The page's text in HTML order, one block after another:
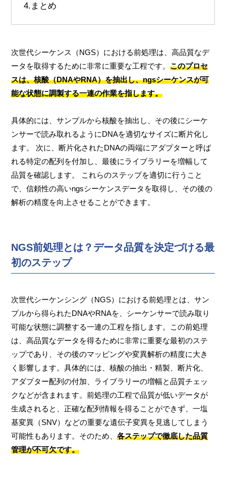
4. まとめ
次世代シーケンス（NGS）における前処理は、高品質なデ
ータを取得するために非常に重要な工程です。このプロセ
スは、核酸（DNAやRNA）を抽出し、ngsシーケンスが可
能な状態に調製する一連の作業を指します。
具体的には、サンプルから核酸を抽出し、その後にシーケ
ンサーで読み取れるようにDNAを適切なサイズに断片化し
ます。 次に、断片化されたDNAの両端にアダプターと呼ば
れる特定の配列を付加し、最後にライブラリーを増幅して
品質を確認します。 これらのステップを適切に行うこと
で、信頼性の高いngsシーケンスデータを取得し、その後の
解析の精度を向上させることができます。
NGS前処理とは？データ品質を決定づける最
初のステップ
次世代シーケンシング（NGS）における前処理とは、サン
プルから得られたDNAやRNAを、シーケンサーで読み取り
可能な状態に調整する一連の工程を指します。この前処理
は、高品質なデータを得るために非常に重要な最初のステ
ップであり、その後のマッピングや変異解析の精度に大き
く影響します。具体的には、核酸の抽出・精製、断片化、
アダプター配列の付加、ライブラリーの増幅と品質チェッ
クなどが含まれます。前処理の工程で品質が低いデータが
生成されると、正確な配列情報を得ることができず、一塩
基変異（SNV）などの重要な遺伝子変異を見逃してしまう
可能性もあります。そのため、各ステップで徹底した品質
管理が不可欠です。